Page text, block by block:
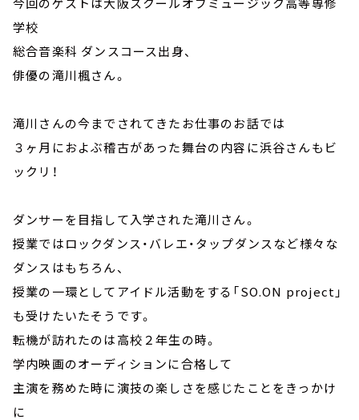
学校
総合音楽科 ダンスコース出身、
俳優の滝川楓さん。
滝川さんの今までされてきたお仕事のお話では
３ヶ月におよぶ稽古があった舞台の内容に浜谷さんもビ
ックリ！
ダンサーを目指して入学された滝川さん。
授業ではロックダンス・バレエ・タップダンスなど様々な
ダンスはもちろん、
授業の一環としてアイドル活動をする「SO.ON project」
も受けたいたそうです。
転機が訪れたのは高校２年生の時。
学内映画のオーディションに合格して
主演を務めた時に演技の楽しさを感じたことをきっかけ
に